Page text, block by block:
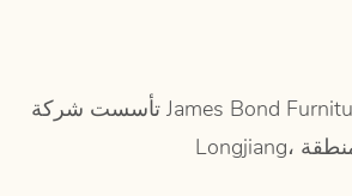
تأسست شركة James Bond Furniture في عام 2003 وتقع في قاعدة إنتاج الأثاث المنزلي الكلاسيكي الوطني الشهيرة - مدينة